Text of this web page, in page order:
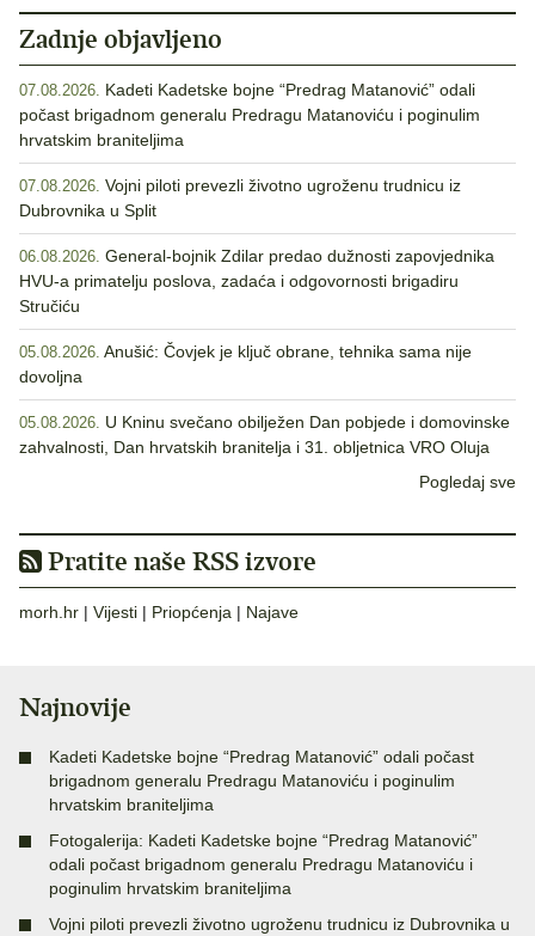
Zadnje objavljeno
07.08.2026. Kadeti Kadetske bojne “Predrag Matanović” odali
počast brigadnom generalu Predragu Matanoviću i poginulim
hrvatskim braniteljima
07.08.2026. Vojni piloti prevezli životno ugroženu trudnicu iz
Dubrovnika u Split
06.08.2026. General-bojnik Zdilar predao dužnosti zapovjednika
HVU-a primatelju poslova, zadaća i odgovornosti brigadiru
Stručiću
05.08.2026. Anušić: Čovjek je ključ obrane, tehnika sama nije
dovoljna
05.08.2026. U Kninu svečano obilježen Dan pobjede i domovinske
zahvalnosti, Dan hrvatskih branitelja i 31. obljetnica VRO Oluja
Pogledaj sve
Pratite naše RSS izvore
morh.hr | Vijesti | Priopćenja | Najave
Najnovije
Kadeti Kadetske bojne “Predrag Matanović” odali počast
brigadnom generalu Predragu Matanoviću i poginulim
hrvatskim braniteljima
Fotogalerija: Kadeti Kadetske bojne “Predrag Matanović”
odali počast brigadnom generalu Predragu Matanoviću i
poginulim hrvatskim braniteljima
Vojni piloti prevezli životno ugroženu trudnicu iz Dubrovnika u